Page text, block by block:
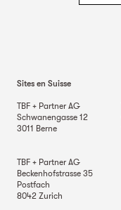
Sites en Suisse
TBF + Partner AG
Schwanengasse 12
3011 Berne
TBF + Partner AG
Beckenhofstrasse 35
Postfach
8042 Zurich